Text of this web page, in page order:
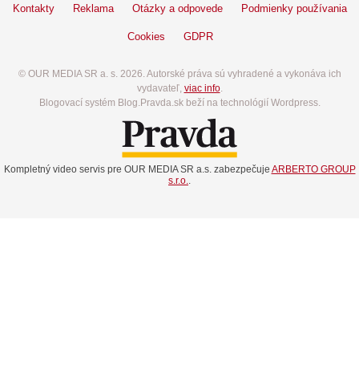
Kontakty Reklama Otázky a odpovede Podmienky používania
Cookies GDPR
© OUR MEDIA SR a. s. 2026. Autorské práva sú vyhradené a vykonáva ich
vydavateľ, viac info.
Blogovací systém Blog.Pravda.sk beží na technológií Wordpress.
Kompletný video servis pre OUR MEDIA SR a.s. zabezpečuje ARBERTO GROUP
s.r.o..